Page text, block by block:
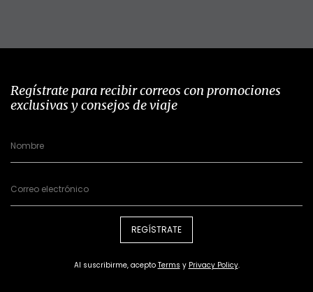
Regístrate para recibir correos con promociones
exclusivas y consejos de viaje
REGÍSTRATE
Al suscribirme, acepto Terms y Privacy Policy.